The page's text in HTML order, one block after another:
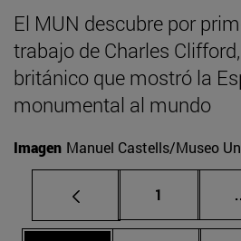
El MUN descubre por
trabajo de Charles
británico que mostró la
monumental al mundo
Imagen Manuel Castells/Museo
Página
1